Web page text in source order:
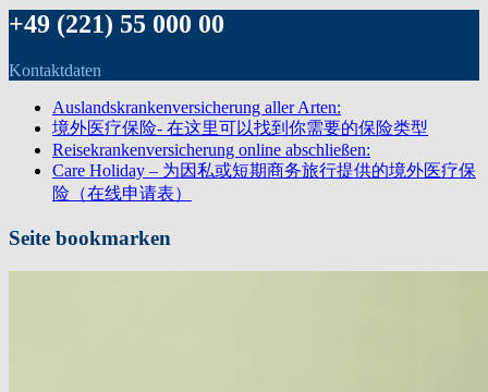
+49 (221) 55 000 00
Kontaktdaten
Auslandskrankenversicherung aller Arten:
境外医疗保险- 在这里可以找到你需要的保险类型
Reisekrankenversicherung online abschließen:
Care Holiday – 为因私或短期商务旅行提供的境外医疗保
险（在线申请表）
Seite bookmarken